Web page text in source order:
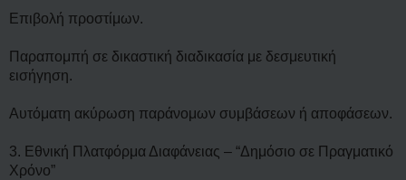
Επιβολή προστίμων.
Παραπομπή σε δικαστική διαδικασία με δεσμευτική
εισήγηση.
Αυτόματη ακύρωση παράνομων συμβάσεων ή αποφάσεων.
3. Εθνική Πλατφόρμα Διαφάνειας – “Δημόσιο σε Πραγματικό
Χρόνο”